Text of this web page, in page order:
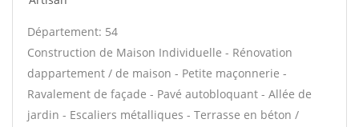
Département: 54
Construction de Maison Individuelle - Rénovation
dappartement / de maison - Petite maçonnerie -
Ravalement de façade - Pavé autobloquant - Allée de
jardin - Escaliers métalliques - Terrasse en béton /